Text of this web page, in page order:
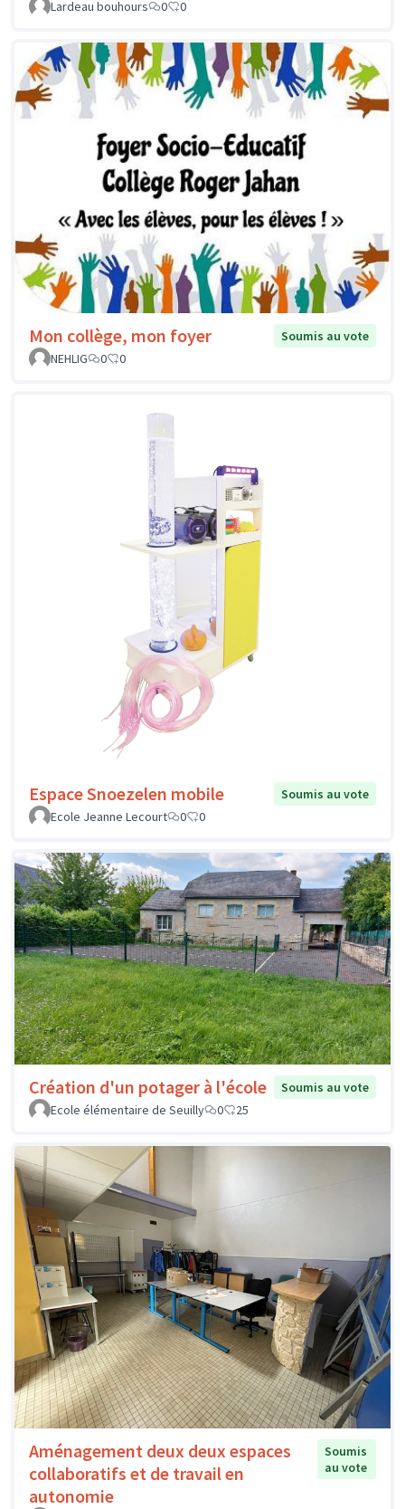
Lardeau bouhours 0 0
Mon collège, mon foyer
Soumis au vote
NEHLIG
0 0
Espace Snoezelen mobile
Soumis au vote
Ecole Jeanne Lecourt
0 0
Création d'un potager à l'école
Soumis au vote
Ecole élémentaire de Seuilly
0 25
Aménagement deux deux espaces
collaboratifs et de travail en
autonomie
Soumis
au vote